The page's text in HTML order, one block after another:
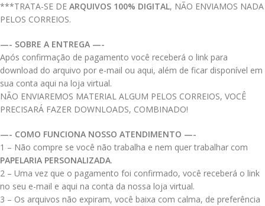
***TRATA-SE DE ARQUIVOS 100% DIGITAL, NÃO ENVIAMOS NADA
PELOS CORREIOS.
—- SOBRE A ENTREGA —-
Após confirmação de pagamento você receberá o link para
download do arquivo por e-mail ou aqui, além de ficar disponível em
sua conta aqui na loja virtual.
NÃO ENVIAREMOS MATERIAL ALGUM PELOS CORREIOS, VOCÊ
PRECISARÁ FAZER DOWNLOADS, COMBINADO!
—- COMO FUNCIONA NOSSO ATENDIMENTO —-
1 – Não compre se você não trabalha e nem quer trabalhar com
PAPELARIA PERSONALIZADA.
2 – Uma vez que o pagamento foi confirmado, você receberá o link
no seu e-mail e aqui na conta da nossa loja virtual.
3 – Os arquivos não expiram, você baixa com calma, de preferência